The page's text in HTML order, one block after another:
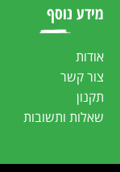
מידע נוסף
אודות
צור קשר
תקנון
שאלות ותשובות